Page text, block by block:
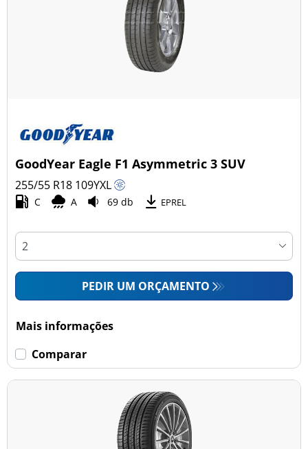
GoodYear Eagle F1 Asymmetric 3 SUV
255/55 R18 109YXL
C A 69 db EPREL
PEDIR UM ORÇAMENTO
Mais informações
Comparar